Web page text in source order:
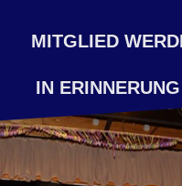
MITGLIED
IN ERINNERUNG